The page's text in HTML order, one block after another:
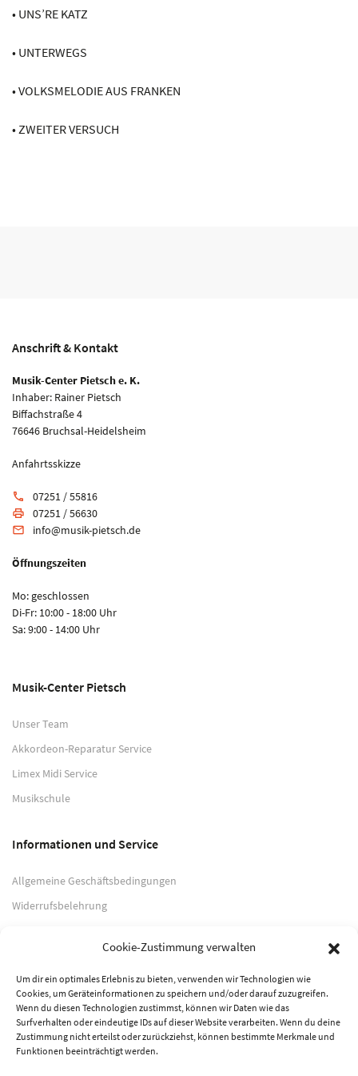
Cookie-Zustimmung verwalten
Um dir ein optimales Erlebnis zu bieten, verwenden wir Technologien wie
Cookies, um Geräteinformationen zu speichern und/oder darauf zuzugreifen.
Wenn du diesen Technologien zustimmst, können wir Daten wie das
Surfverhalten oder eindeutige IDs auf dieser Website verarbeiten. Wenn du deine
Zustimmung nicht erteilst oder zurückziehst, können bestimmte Merkmale und
Funktionen beeinträchtigt werden.
• UNS’RE KATZ
• UNTERWEGS
• VOLKSMELODIE AUS FRANKEN
• ZWEITER VERSUCH
Anschrift & Kontakt
Musik-Center Pietsch e. K.
Inhaber: Rainer Pietsch
Biffachstraße 4
76646 Bruchsal-Heidelsheim
Anfahrtsskizze
phone 07251 / 55816
print 07251 / 56630
email info@musik-pietsch.de
Öffnungszeiten
Mo: geschlossen
Di-Fr: 10:00 - 18:00 Uhr
Sa: 9:00 - 14:00 Uhr
Musik-Center Pietsch
Unser Team
Akkordeon-Reparatur Service
Limex Midi Service
Musikschule
Informationen und Service
Allgemeine Geschäftsbedingungen
Widerrufsbelehrung
Datenschutzerklärung
Zahlungsarten
PayPal